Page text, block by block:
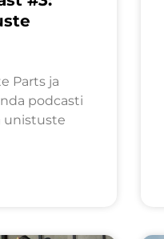
Parts ja
podcasti
unistuste